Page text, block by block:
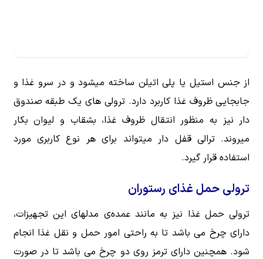
از جنس استیل یا پلی اتیلن ساخته میشود و در سرو غذا و
جابجایی ظروف غذا کاربرد دارد. ترولی های یک طبقه صندوق
دار نیز به منظور انتقال ظروف غذا، بشقاب و لیوان بکار
میروند. ترالی قفل دار میتواند برای هر نوع کاربری مورد
استفاده قرار گیرد.
ترولی حمل غذای رستوران
ترولی حمل غذا نیز به مانند عمده‌ی مدلهای این تجهیزات،
دارای چرخ می باشد تا به راحتی امور حمل و نقل غذا انجام
شود. همچنین دارای ترمز روی دو چرخ می باشد تا در صورت